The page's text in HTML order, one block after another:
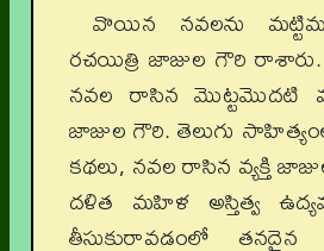
వొయిన నవలను
రచయిత్రి జాజుల గౌరి
నవల రాసిన మొట్టమొదటి
జాజుల గౌరి. తెలుగు
కథలు, నవల రాసిన వ్యక్తి
దళిత మహిళ అస్తిత్వ
తీసుకురావడంలో తనదైన